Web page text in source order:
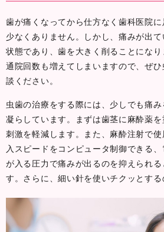
歯が痛くなってから仕方なく歯科医院
少なくありません。しかし、痛みが出
状態であり、歯を大きく削ることになり
通院回数も増えてしまいますので、ぜ
談ください。
虫歯の治療をする際には、少しでも痛
凝らしています。まずは歯茎に麻酔薬
刺激を軽減します。また、麻酔注射で
入スピードをコンピュータ制御できる
が入る圧力で痛みが出るのを抑えられ
す。さらに、細い針を使いチクッとする